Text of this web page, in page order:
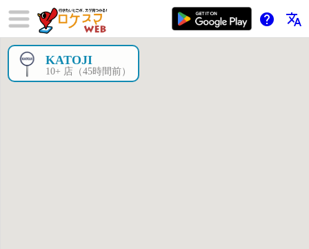
help translate
KATOJI
10+ 店（45時間前）